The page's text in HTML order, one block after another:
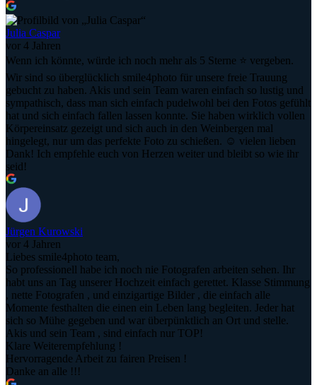
Julia Caspar
vor 4 Jahren
Wenn ich könnte, würde ich noch mehr als 5 Sterne ⭐️ vergeben.
Wir sind so überglücklich smile4photo für unsere freie Trauung
gebucht zu haben. Akis und sein Team waren einfach so lustig und
sympathisch, dass man sich einfach pudelwohl bei den Fotos gefühlt
hat und sich einfach fallen lassen konnte. Sie haben wirklich vollen
Körpereinsatz gezeigt und sich auch in den Weinbergen mal
hingelegt, nur um das perfekte Foto zu schießen. ☺️ vielen lieben
Dank! Ich empfehle euch von Herzen weiter und bleibt so wie ihr
seid!
Jürgen Kurowski
vor 4 Jahren
Liebes smile4photo team,
So professionell habe ich noch nie Fotografen arbeiten sehen. Ihr
habt uns an Tag unserer Hochzeit einfach gerettet. Klasse Stimmung
, nette Fotografen , und einzigartige Bilder , die einfach alle
Momente festhalten die einen ein Leben lang begleiten. Jeder hat
sich so Mühe gegeben und war überpünktlich an Ort und stelle.
Akis und sein Team , sind einfach nur TOP!
Klare Weiterempfehlung !
Hervorragende Arbeit zu fairen Preisen !
Danke an alle !!!